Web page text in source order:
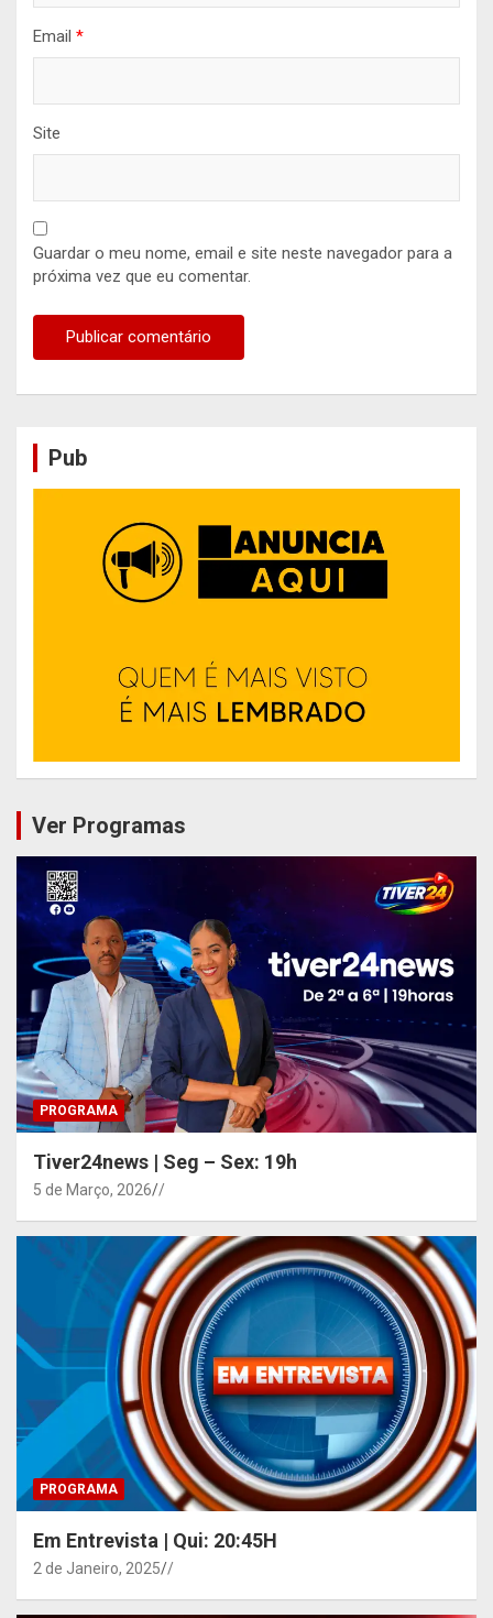
Email *
Site
Guardar o meu nome, email e site neste navegador para a
próxima vez que eu comentar.
Pub
Ver Programas
PROGRAMA
Tiver24news | Seg – Sex: 19h
5 de Março, 2026 /
PROGRAMA
Em Entrevista | Qui: 20:45H
2 de Janeiro, 2025 /